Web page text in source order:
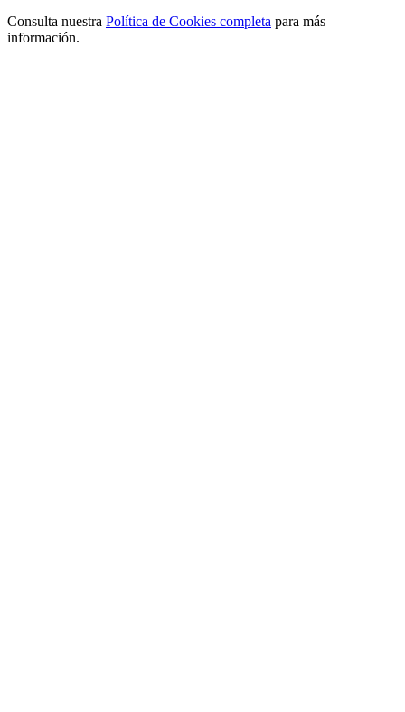
Consulta nuestra Política de Cookies completa para más
información.